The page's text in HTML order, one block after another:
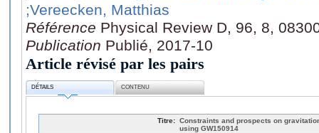
;Vereecken, Matthias
Référence Physical Review D, 96, 8,
Publication Publié, 2017-10
Article révisé par les pairs
DÉTAILS CONTENU
Titre: Constraints and prospects on
using GW150914